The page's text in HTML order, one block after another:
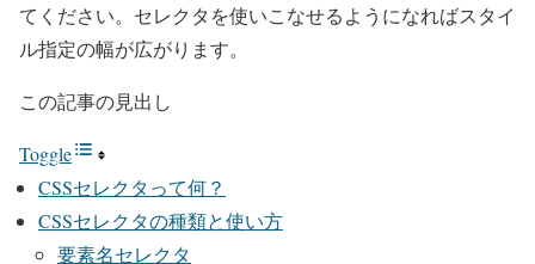
てください。セレクタを使いこなせるようになればスタイ
ル指定の幅が広がります。
この記事の見出し
Toggle
CSSセレクタって何？
CSSセレクタの種類と使い方
要素名セレクタ